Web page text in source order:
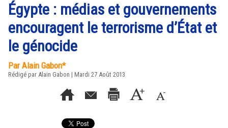
Égypte : médias et gouvernements
encouragent le terrorisme d’État et
le génocide
Par Alain Gabon*
Rédigé par Alain Gabon | Mardi 27 Août 2013